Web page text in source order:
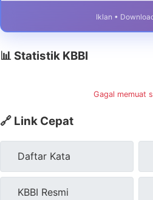
Iklan •
📊 Statistik KBBI
Gagal memuat
🔗 Link Cepat
Daftar Kata
KBBI Resmi